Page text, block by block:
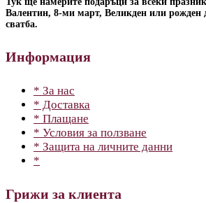
Валентин, 8-ми март, Великден или рожден
сватба.
Информация
* За нас
* Доставка
* Плащане
* Условия за ползване
* Защита на личните данни
*
Грижи за клиента